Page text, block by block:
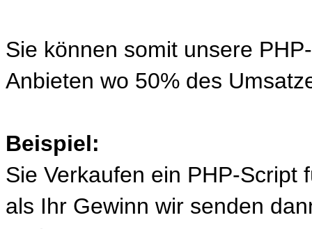
Sie können somit unsere
Anbieten wo 50% des
Beispiel:
Sie Verkaufen ein PHP-Script
als Ihr Gewinn wir senden